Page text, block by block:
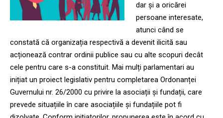
dar și a oricărei
persoane interesate,
atunci când se
constată că organizația respectivă a devenit ilicită sau
acționează contrar ordinii publice sau cu alte scopuri decât
cele pentru care s-a constituit. Mai mulți parlamentari au
inițiat un proiect legislativ pentru completarea Ordonanței
Guvernului nr. 26/2000 cu privire la asociații și fundații, care
prevede situațiile în care asociațiile și fundațiile pot fi